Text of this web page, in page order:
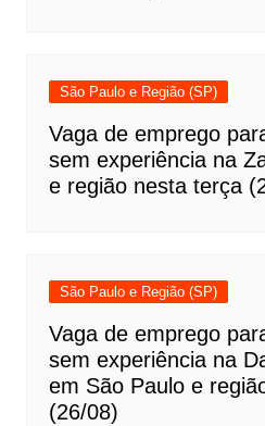
São Paulo e Região (SP)
Vaga de emprego
sem experiência na
e região nesta terça
São Paulo e Região (SP)
Vaga de emprego
sem experiência na
em São Paulo e
(26/08)